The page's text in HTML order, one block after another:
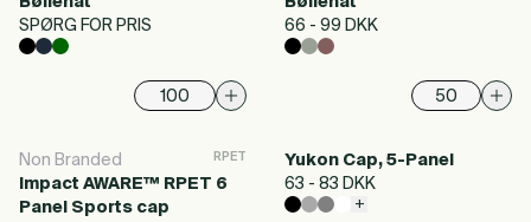
SPØRG FOR PRIS
66 - 99 DKK
RPET
Non Branded
Impact AWARE™ RPET 6
Panel Sports cap
Yukon Cap, 5-Panel
63 - 83 DKK
+